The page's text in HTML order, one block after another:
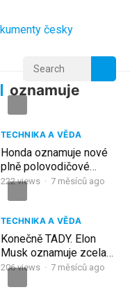
oznamuje
oznamuje
TECHNIKA A VĚDA
Honda oznamuje nové
plně polovodičové
baterie s 10minutovým
222views · 7 měsíců ago
TECHNIKA A VĚDA
Konečně TADY. Elon
Musk oznamuje zcela
novou baterii pro Teslu
206views · 7 měsíců ago